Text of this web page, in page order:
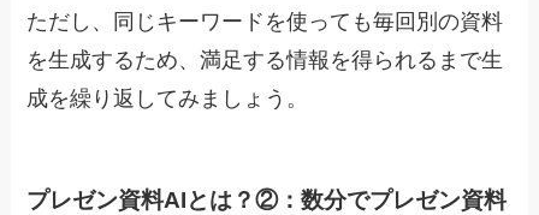
ただし、同じキーワードを使っても毎回別の資料
を生成するため、満足する情報を得られるまで生
成を繰り返してみましょう。
プレゼン資料AIとは？②：数分でプレゼン資料